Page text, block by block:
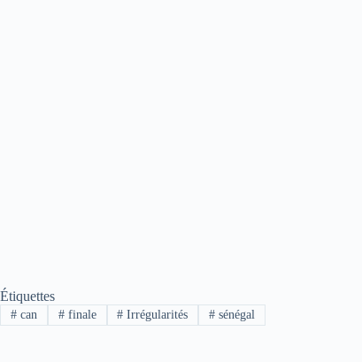
Étiquettes
#can #finale # Irrégularités # sénégal